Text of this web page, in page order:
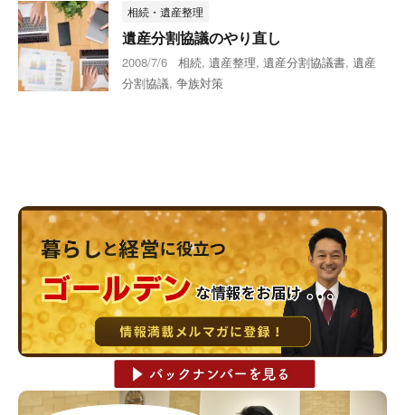
相続・遺産整理
遺産分割協議のやり直し
2008/7/6 相続, 遺産整理, 遺産分割協議書, 遺産
分割協議, 争族対策